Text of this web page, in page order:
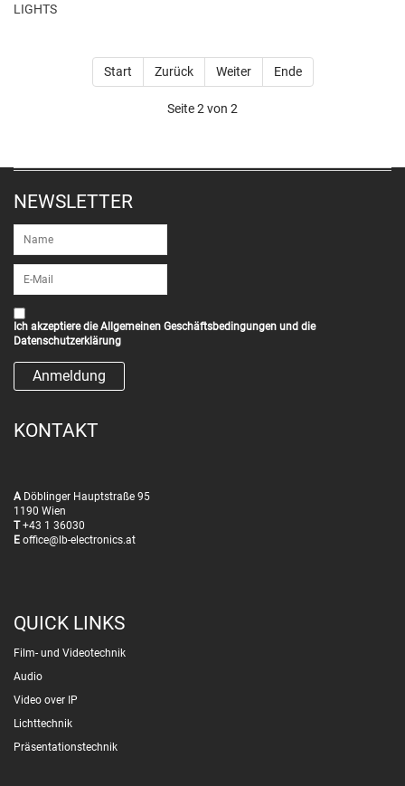
LIGHTS
Start Zurück Weiter Ende
Seite 2 von 2
NEWSLETTER
Ich akzeptiere dieAllgemeinen Geschäftsbedingungen und die
Datenschutzerklärung
KONTAKT
A Döblinger Hauptstraße 95
1190 Wien
T+43 1 36030
E office@lb-electronics.at
QUICK LINKS
Film- und Videotechnik
Audio
Video over IP
Lichttechnik
Präsentationstechnik